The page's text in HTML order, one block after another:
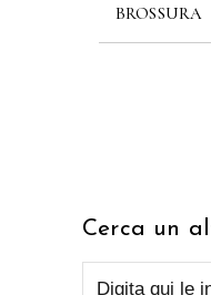
BROSSURA
Cerca un